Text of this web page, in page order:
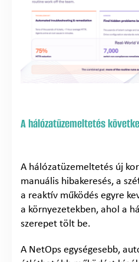
A hálózatüzemeltetés
A hálózatüzemeltetés új
manuális hibakeresés, a
a reaktív működés egyre
a környezetekben, ahol a
szerepet tölt be.
A NetOps egységesebb,